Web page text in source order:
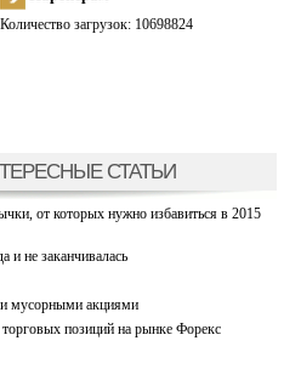
Количество загрузок: 10698824
СТАТЬИ
от которых нужно избавиться в 2015
и не заканчивалась
мусорными акциями
позиций на рынке Форекс